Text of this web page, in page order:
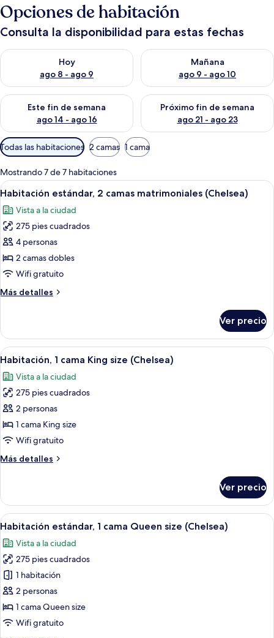
Opciones de habitación
Consulta la disponibilidad para estas fechas
Hoy
ago 8 - ago 9
Consulta la disponibilidad para hoy ago 8 - ago 9
Mañana
ago 9 - ago 10
Consulta la disponibilidad
Este fin de semana
ago 14 - ago 16
Consulta la disponibilidad para este fin de semana ago 14 -
Próximo fin de semana
ago 21 - ago 23
Consulta la disponibilidad
Filtros
disponibles
para
las
habitaciones
Todas las habitaciones 2 camas 1 cama
Mostrando 7 de 7 habitaciones
Abrir
todas
las
fotos
de
Habitación
estándar,
camas
Habitación de hotel con dos camas,
6
Habitación estándar, 2 camas matrimoniales (Chelsea)
Vista a la ciudad
275 pies cuadrados
4 personas
2 camas dobles
Wifi gratuito
Más detalles
Más
estándar,
camas
(Chelsea)
Ver precio
Abrir
todas
las
fotos
de
Habitación,
1
King
Habitación de hotel con una cama
6
Habitación, 1 cama King size (Chelsea)
Vista a la ciudad
275 pies cuadrados
2 personas
1 cama King size
Wifi gratuito
Más detalles
Más
1
cama
King
(Chelsea)
Ver precio
Abrir
todas
las
fotos
de
Habitación
estándar,
1
Una habitación de hotel con una
6
Habitación estándar, 1 cama Queen size (Chelsea)
Vista a la ciudad
275 pies cuadrados
1 habitación
2 personas
1 cama Queen size
Wifi gratuito